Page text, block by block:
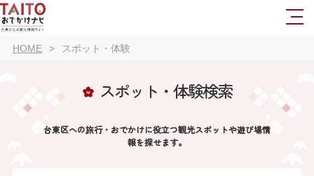
HOME スポット・体験
スポット・体験検索
台東区への旅行・おでかけに役立つ観光スポットや遊び場情
報を探せます。